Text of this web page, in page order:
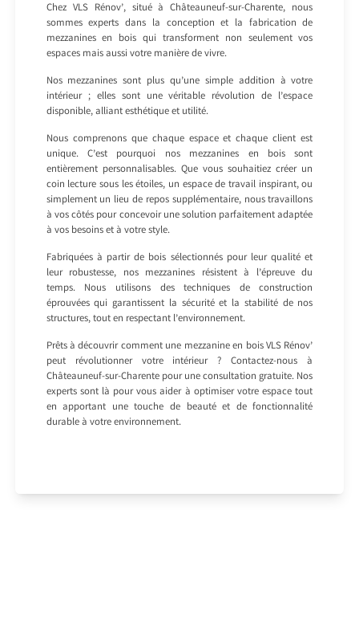
Chez VLS Rénov’, situé à Châteauneuf-sur-Charente, nous
sommes experts dans la conception et la fabrication de
mezzanines en bois qui transforment non seulement vos
espaces mais aussi votre manière de vivre.
Nos mezzanines sont plus qu’une simple addition à votre
intérieur ; elles sont une véritable révolution de l’espace
disponible, alliant esthétique et utilité.
Nous comprenons que chaque espace et chaque client est
unique. C’est pourquoi nos mezzanines en bois sont
entièrement personnalisables. Que vous souhaitiez créer un
coin lecture sous les étoiles, un espace de travail inspirant, ou
simplement un lieu de repos supplémentaire, nous travaillons
à vos côtés pour concevoir une solution parfaitement adaptée
à vos besoins et à votre style.
Fabriquées à partir de bois sélectionnés pour leur qualité et
leur robustesse, nos mezzanines résistent à l’épreuve du
temps. Nous utilisons des techniques de construction
éprouvées qui garantissent la sécurité et la stabilité de nos
structures, tout en respectant l’environnement.
Prêts à découvrir comment une mezzanine en bois VLS Rénov’
peut révolutionner votre intérieur ? Contactez-nous à
Châteauneuf-sur-Charente pour une consultation gratuite. Nos
experts sont là pour vous aider à optimiser votre espace tout
en apportant une touche de beauté et de fonctionnalité
durable à votre environnement.